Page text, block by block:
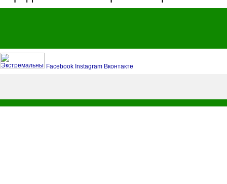
Facebook Instagram Вконтакте